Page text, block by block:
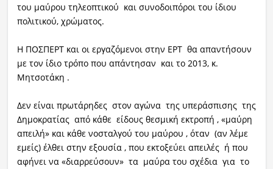
του μαύρου τηλεοπτικού και συνοδοιπόροι του ίδιου
πολιτικού, χρώματος.
Η ΠΟΣΠΕΡΤ και οι εργαζόμενοι στην ΕΡΤ θα απαντήσουν
με τον ίδιο τρόπο που απάντησαν και το 2013, κ.
Μητσοτάκη .
Δεν είναι πρωτάρηδες στον αγώνα της υπεράσπισης της
Δημοκρατίας από κάθε είδους θεσμική εκτροπή , «μαύρη
απειλή» και κάθε νοσταλγού του μαύρου , όταν (αν λέμε
εμείς) έλθει στην εξουσία , που εκτοξεύει απειλές ή που
αφήνει να «διαρρεύσουν» τα μαύρα του σχέδια για το